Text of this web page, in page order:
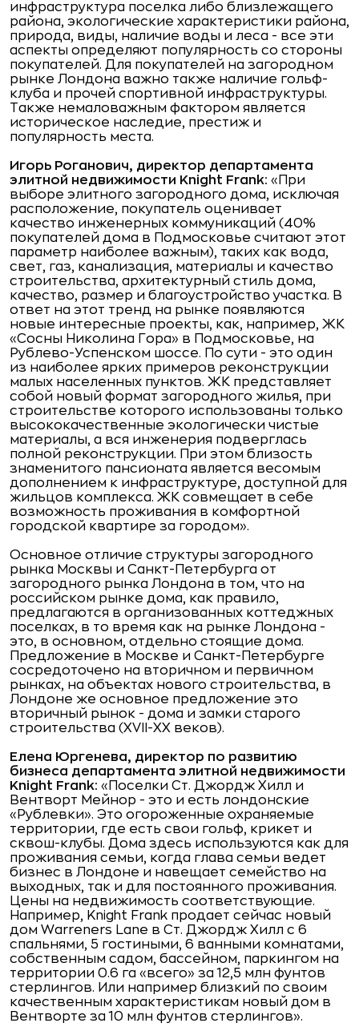
инфраструктура поселка либо близлежащего
района, экологические характеристики района,
природа, виды, наличие воды и леса - все эти
аспекты определяют популярность со стороны
покупателей. Для покупателей на загородном
рынке Лондона важно также наличие гольф-
клуба и прочей спортивной инфраструктуры.
Также немаловажным фактором является
историческое наследие, престиж и
популярность места.
Игорь Роганович, директор департамента
элитной недвижимости Knight Frank: «При
выборе элитного загородного дома, исключая
расположение, покупатель оценивает
качество инженерных коммуникаций (40%
покупателей дома в Подмосковье считают этот
параметр наиболее важным), таких как вода,
свет, газ, канализация, материалы и качество
строительства, архитектурный стиль дома,
качество, размер и благоустройство участка. В
ответ на этот тренд на рынке появляются
новые интересные проекты, как, например, ЖК
«Сосны Николина Гора» в Подмосковье, на
Рублево-Успенском шоссе. По сути - это один
из наиболее ярких примеров реконструкции
малых населенных пунктов. ЖК представляет
собой новый формат загородного жилья, при
строительстве которого использованы только
высококачественные экологически чистые
материалы, а вся инженерия подверглась
полной реконструкции. При этом близость
знаменитого пансионата является весомым
дополнением к инфраструктуре, доступной для
жильцов комплекса. ЖК совмещает в себе
возможность проживания в комфортной
городской квартире за городом».
Основное отличие структуры загородного
рынка Москвы и Санкт-Петербурга от
загородного рынка Лондона в том, что на
российском рынке дома, как правило,
предлагаются в организованных коттеджных
поселках, в то время как на рынке Лондона -
это, в основном, отдельно стоящие дома.
Предложение в Москве и Санкт-Петербурге
сосредоточено на вторичном и первичном
рынках, на объектах нового строительства, в
Лондоне же основное предложение это
вторичный рынок - дома и замки старого
строительства (XVII-XX веков).
Елена Юргенева, директор по развитию
бизнеса департамента элитной недвижимости
Knight Frank: «Поселки Ст. Джордж Хилл и
Вентворт Мейнор - это и есть лондонские
«Рублевки». Это огороженные охраняемые
территории, где есть свои гольф, крикет и
сквош-клубы. Дома здесь используются как для
проживания семьи, когда глава семьи ведет
бизнес в Лондоне и навещает семейство на
выходных, так и для постоянного проживания.
Цены на недвижимость соответствующие.
Например, Knight Frank продает сейчас новый
дом Warreners Lane в Ст. Джордж Хилл с 6
спальнями, 5 гостиными, 6 ванными комнатами,
собственным садом, бассейном, паркингом на
территории 0.6 га «всего» за 12,5 млн фунтов
стерлингов. Или например близкий по своим
качественным характеристикам новый дом в
Вентворте за 10 млн фунтов стерлингов».